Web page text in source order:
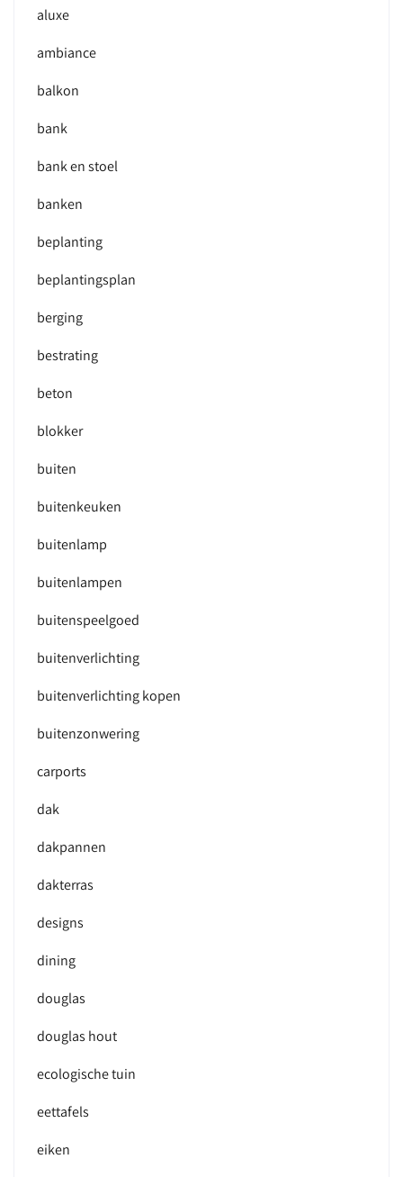
aluxe
ambiance
balkon
bank
bank en stoel
banken
beplanting
beplantingsplan
berging
bestrating
beton
blokker
buiten
buitenkeuken
buitenlamp
buitenlampen
buitenspeelgoed
buitenverlichting
buitenverlichting kopen
buitenzonwering
carports
dak
dakpannen
dakterras
designs
dining
douglas
douglas hout
ecologische tuin
eettafels
eiken